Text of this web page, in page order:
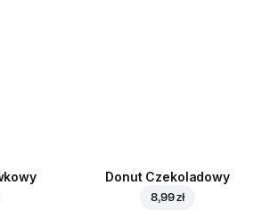
Donut Czekoladowy
8,99 zł